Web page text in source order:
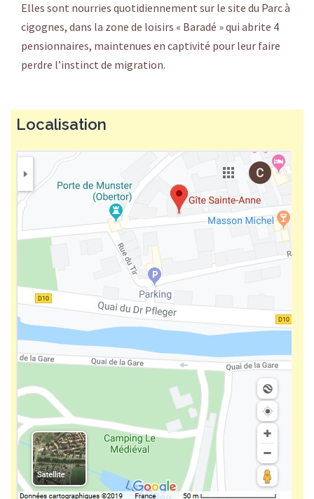
Elles sont nourries quotidiennement sur le site du Parc à
cigognes, dans la zone de loisirs « Baradé » qui abrite 4
pensionnaires, maintenues en captivité pour leur faire
perdre l’instinct de migration.
Localisation